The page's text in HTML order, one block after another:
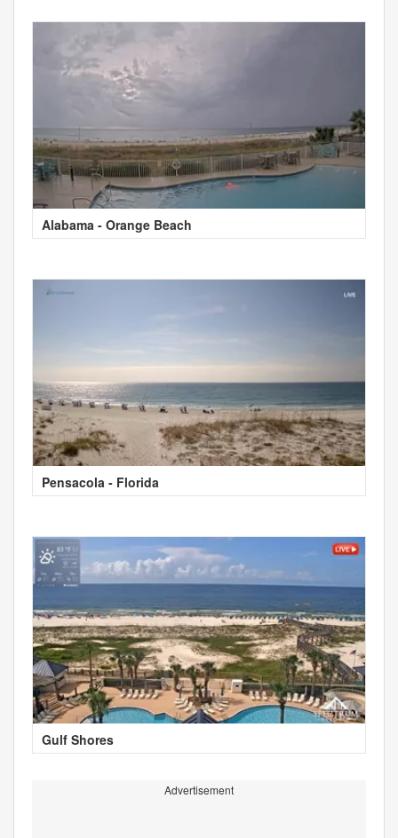
Alabama - Orange Beach
Pensacola - Florida
Gulf Shores
Advertisement